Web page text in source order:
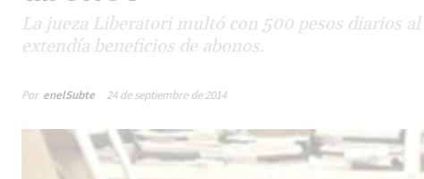
La jueza Liberatori multó con 500 pesos diarios
extendía beneficios de abonos.
Por enelSubte 24 de septiembre de 2014